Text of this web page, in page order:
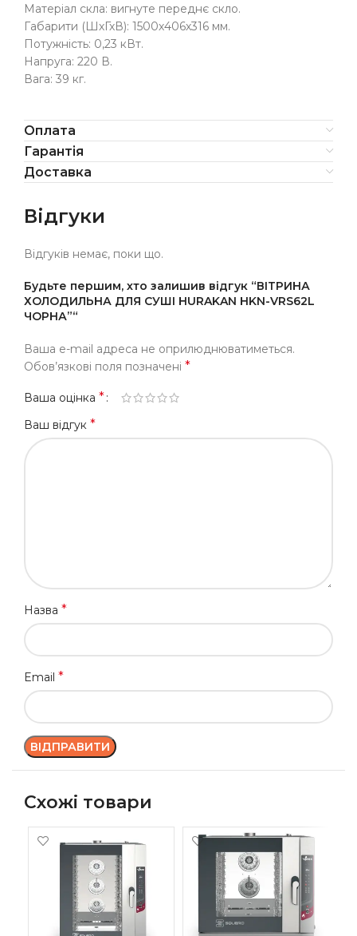
Матеріал скла: вигнуте переднє скло.
Габарити (ШхГхВ): 1500х406х316 мм.
Потужність: 0,23 кВт.
Напруга: 220 В.
Вага: 39 кг.
Оплата
Гарантія
Доставка
Відгуки
Відгуків немає, поки що.
Будьте першим, хто залишив відгук “ВІТРИНА
ХОЛОДИЛЬНА ДЛЯ СУШІ HURAKAN HKN-VRS62L
ЧОРНА”“
Ваша e-mail адреса не оприлюднюватиметься.
Обов’язкові поля позначені *
Ваша оцінка *
Ваш відгук *
Назва *
Email *
Схожі товари